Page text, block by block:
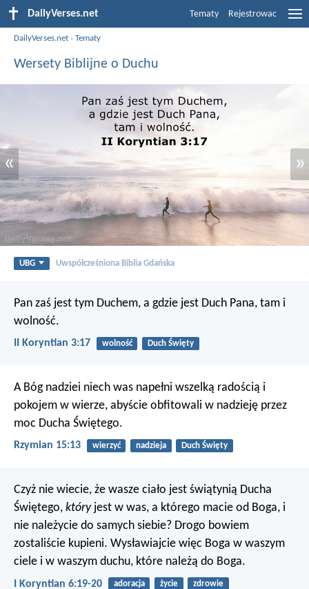
DailyVerses.net Tematy Rejestrowac
DailyVerses.net ›Tematy
Wersety Biblijne o Duchu
« »
UBG Uwspółcześniona Biblia Gdańska
Pan zaś jest tym Duchem, a gdzie jest Duch Pana, tam i
wolność.
II Koryntian 3:17 wolność Duch Święty
A Bóg nadziei niech was napełni wszelką radością i
pokojem w wierze, abyście obfitowali w nadzieję przez
moc Ducha Świętego.
Rzymian 15:13 wierzyć nadzieja Duch Święty
Czyż nie wiecie, że wasze ciało jest świątynią Ducha
Świętego, któryjest w was, a którego macie od Boga, i
nie należycie do samych siebie? Drogo bowiem
zostaliście kupieni. Wysławiajcie więc Boga w waszym
ciele i w waszym duchu, które należą do Boga.
I Koryntian 6:19-20 adoracja życie zdrowie